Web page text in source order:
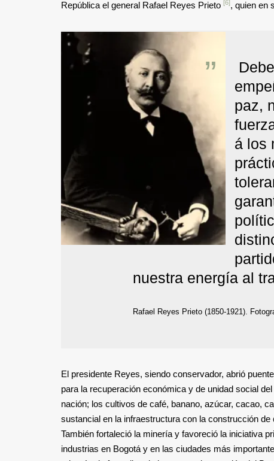
República el general Rafael Reyes Prieto [6], quien en
paz,
á los
nuestra energía al
Rafael Reyes Prieto (1850-1921).
El presidente Reyes, siendo conservador, abrió
para la recuperación económica y de unidad social
nación; los cultivos de café, banano, azúcar, cacao,
sustancial en la infraestructura con la construcción
También fortaleció la minería y favoreció la iniciativa
industrias en Bogotá y en las ciudades más